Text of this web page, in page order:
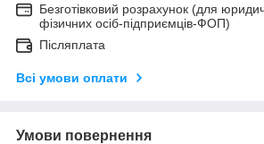
Безготівковий розрахунок (для
фізичних осіб-підприємців-ФОП)
Післяплата
Всі умови оплати
Умови повернення